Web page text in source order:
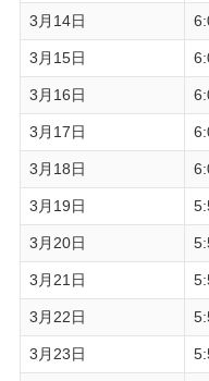
3月14日
3月15日
3月16日
3月17日
3月18日
3月19日
3月20日
3月21日
3月22日
3月23日